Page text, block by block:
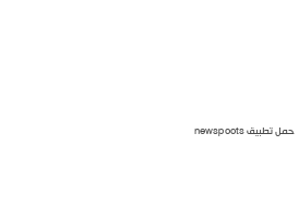
حمل تطبيق newspoots